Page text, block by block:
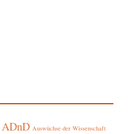
ADnD Auswüchse der Wissenschaft